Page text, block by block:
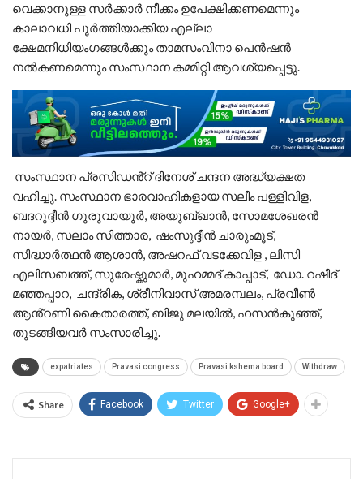
വെക്കാനുള്ള സർക്കാർ നീക്കം ഉപേക്ഷിക്കണമെന്നും
കാലാവധി പൂർത്തിയാക്കിയ എല്ലാ
ക്ഷേമനിധിയംഗങ്ങൾക്കും താമസംവിനാ പെൻഷൻ
നൽകണമെന്നും സംസ്ഥാന കമ്മിറ്റി ആവശ്യപ്പെട്ടു.
സംസ്ഥാന പ്രസിഡൻ്റ് ദിനേശ് ചന്ദന അദ്ധ്യക്ഷത
വഹിച്ചു. സംസ്ഥാന ഭാരവാഹികളായ സലീം പള്ളിവിള,
ബദറുദ്ദീൻ ഗുരുവായൂർ, അയൂബ്ഖാൻ, സോമശേഖരൻ
നായർ, സലാം സിത്താര, ഷംസുദ്ദീൻ ചാരുംമൂട്,
സിദ്ധാർത്ഥൻ ആശാൻ, അഷറഫ് വടക്കേവിള , ലിസി
എലിസബത്ത്, സുരേഷ്കുമാർ, മുഹമ്മദ് കാപ്പാട്, ഡോ. റഷീദ്
മഞ്ഞപ്പാറ, ചന്ദ്രിക, ശ്രീനിവാസ് അമരമ്പലം, പ്രവീൺ
ആൻ്റണി കൈതാരത്ത്, ബിജു മലയിൽ, ഹസൻകുഞ്ഞ്,
തുടങ്ങിയവർ സംസാരിച്ചു.
expatriates Pravasi congress Pravasi kshema board Withdraw
Share Facebook Twitter Google+